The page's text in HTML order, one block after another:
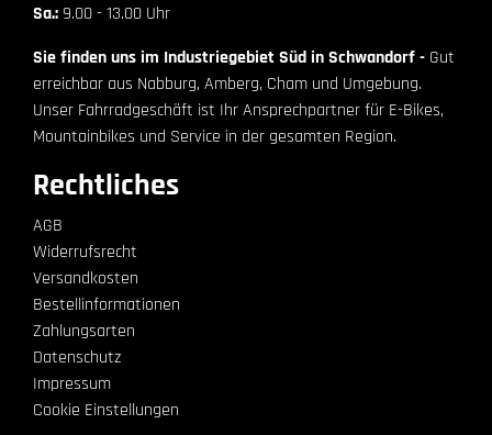
Sa.:9.00 - 13.00 Uhr
Sie finden uns im Industriegebiet Süd in Schwandorf - Gut
erreichbar aus Nabburg, Amberg, Cham und Umgebung.
Unser Fahrradgeschäft ist Ihr Ansprechpartner für E-Bikes,
Mountainbikes und Service in der gesamten Region.
Rechtliches
AGB
Widerrufsrecht
Versandkosten
Bestellinformationen
Zahlungsarten
Datenschutz
Impressum
Cookie Einstellungen